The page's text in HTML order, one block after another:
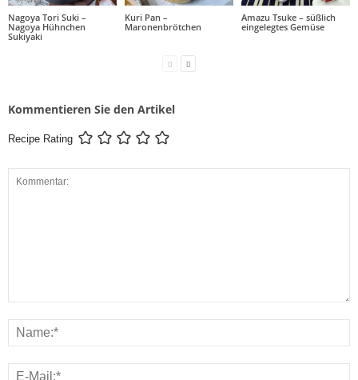
Nagoya Tori Suki –
Nagoya Hühnchen
Sukiyaki
Kuri Pan –
Maronenbrötchen
Amazu Tsuke – süßlich
eingelegtes Gemüse
Kommentieren Sie den Artikel
Recipe Rating